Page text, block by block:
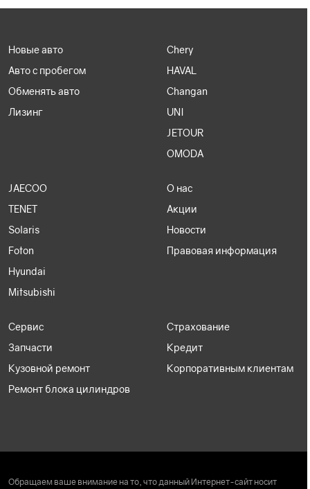
Новые авто
Авто с пробегом
Обменять авто
Лизинг
Chery
HAVAL
Changan
UNI
JETOUR
OMODA
JAECOO
TENET
Solaris
Foton
Hyundai
Mitsubishi
О нас
Акции
Новости
Правовая информация
Сервис
Запчасти
Кузовной ремонт
Ремонт блока цилиндров
Страхование
Кредит
Корпоративным клиентам
Обращаем ваше внимание на то, что данный Интернет-сайт носит